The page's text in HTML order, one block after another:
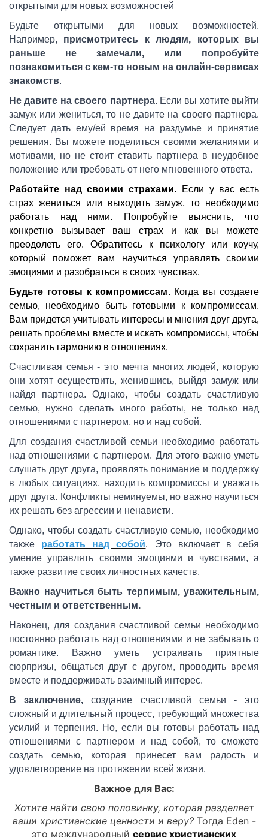
открытыми для новых возможностей
Будьте открытыми для новых возможностей.
Например, присмотритесь к людям, которых вы
раньше не замечали, или попробуйте
познакомиться с кем-то новым на онлайн-сервисах
знакомств.
Не давите на своего партнера. Если вы хотите выйти
замуж или жениться, то не давите на своего партнера.
Следует дать ему/ей время на раздумье и принятие
решения. Вы можете поделиться своими желаниями и
мотивами, но не стоит ставить партнера в неудобное
положение или требовать от него мгновенного ответа.
Работайте над своими страхами. Если у вас есть
страх жениться или выходить замуж, то необходимо
работать над ними. Попробуйте выяснить, что
конкретно вызывает ваш страх и как вы можете
преодолеть его. Обратитесь к психологу или коучу,
который поможет вам научиться управлять своими
эмоциями и разобраться в своих чувствах.
Будьте готовы к компромиссам. Когда вы создаете
семью, необходимо быть готовыми к компромиссам.
Вам придется учитывать интересы и мнения друг друга,
решать проблемы вместе и искать компромиссы, чтобы
сохранить гармонию в отношениях.
Счастливая семья - это мечта многих людей, которую
они хотят осуществить, женившись, выйдя замуж или
найдя партнера. Однако, чтобы создать счастливую
семью, нужно сделать много работы, не только над
отношениями с партнером, но и над собой.
Для создания счастливой семьи необходимо работать
над отношениями с партнером. Для этого важно уметь
слушать друг друга, проявлять понимание и поддержку
в любых ситуациях, находить компромиссы и уважать
друг друга. Конфликты неминуемы, но важно научиться
их решать без агрессии и ненависти.
Однако, чтобы создать счастливую семью, необходимо
также работать над собой. Это включает в себя
умение управлять своими эмоциями и чувствами, а
также развитие своих личностных качеств.
Важно научиться быть терпимым, уважительным,
честным и ответственным.
Наконец, для создания счастливой семьи необходимо
постоянно работать над отношениями и не забывать о
романтике. Важно уметь устраивать приятные
сюрпризы, общаться друг с другом, проводить время
вместе и поддерживать взаимный интерес.
В заключение, создание счастливой семьи - это
сложный и длительный процесс, требующий множества
усилий и терпения. Но, если вы готовы работать над
отношениями с партнером и над собой, то сможете
создать семью, которая принесет вам радость и
удовлетворение на протяжении всей жизни.
Важное для Вас:
Хотите найти свою половинку, которая разделяет
ваши христианские ценности и веру?Тогда Eden -
это международный сервис христианских